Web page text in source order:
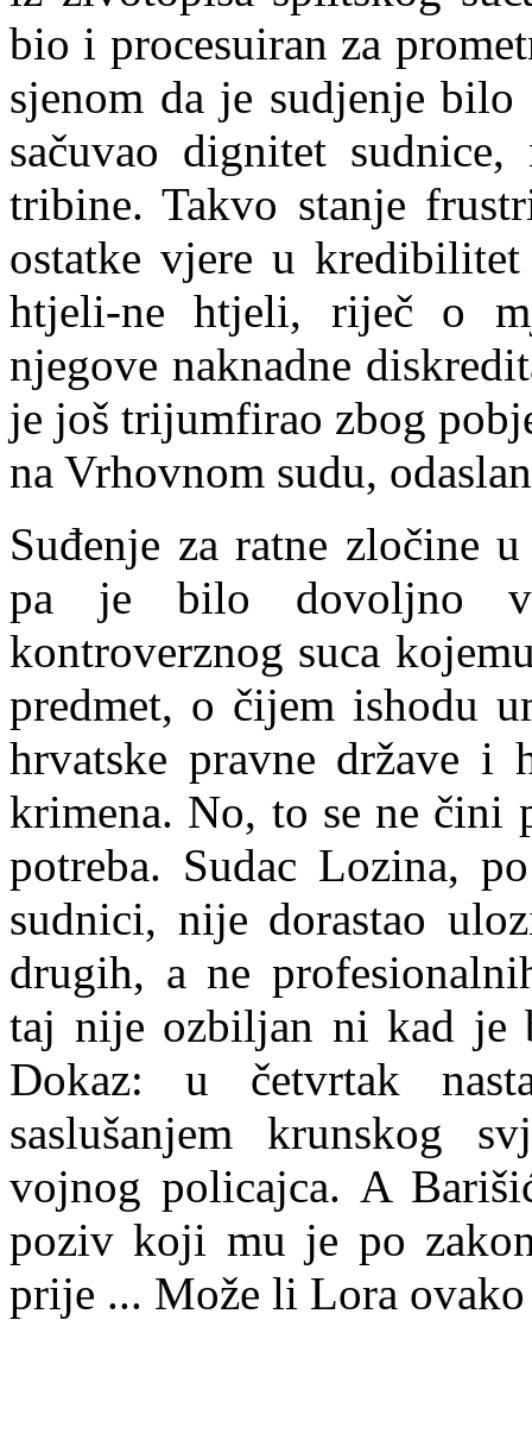
bio i procesuiran za
sjenom da je sudjenje
sačuvao dignitet
tribine. Takvo stanje
ostatke vjere u
htjeli-ne htjeli, riječ o
njegove naknadne
je još trijumfirao zbog
na Vrhovnom sudu,
Suđenje za ratne zločine
pa je bilo dovoljno
kontroverznog suca
predmet, o čijem ishodu
hrvatske pravne države i
krimena. No, to se ne čini
potreba. Sudac Lozina,
sudnici, nije dorastao
drugih, a ne
taj nije ozbiljan ni kad je
Dokaz: u četvrtak
saslušanjem krunskog
vojnog policajca. A
poziv koji mu je po
prije ... Može li Lora ovako